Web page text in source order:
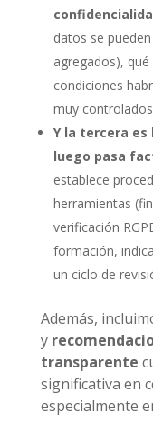
datos se
agregados), qué
condiciones
muy
Y la tercera
luego pasa
establece
herramientas
verificación
formación,
un ciclo de
Además,
y
transparente
significativa en
especialmente